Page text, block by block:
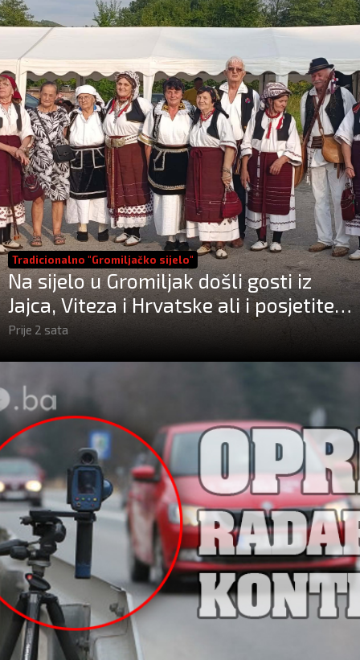
Tradicionalno "Gromiljačko sijelo"
Na sijelo u Gromiljak došli gosti iz
Jajca, Viteza i Hrvatske ali i posjetitelji
od Austrije do Australije
Prije 2 sata